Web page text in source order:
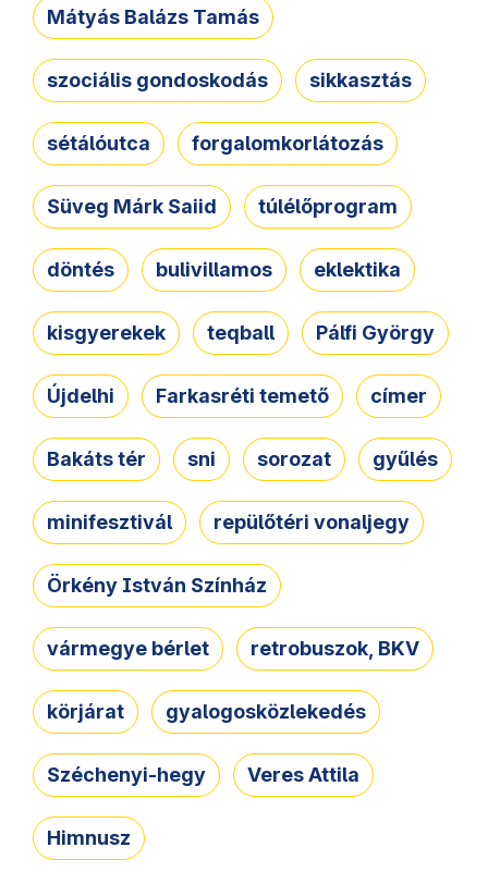
Mátyás Balázs Tamás
szociális gondoskodás sikkasztás
sétálóutca forgalomkorlátozás
Süveg Márk Saiid túlélőprogram
döntés bulivillamos eklektika
kisgyerekek teqball Pálfi György
Újdelhi Farkasréti temető címer
Bakáts tér sni sorozat gyűlés
minifesztivál repülőtéri vonaljegy
Örkény István Színház
vármegye bérlet retrobuszok, BKV
körjárat gyalogosközlekedés
Széchenyi-hegy Veres Attila
Himnusz